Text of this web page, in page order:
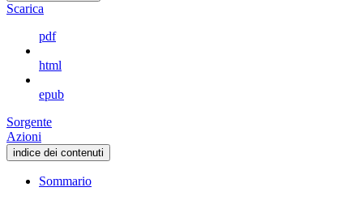
Scarica
pdf
html
epub
Sorgente
Azioni
indice dei contenuti
Sommario